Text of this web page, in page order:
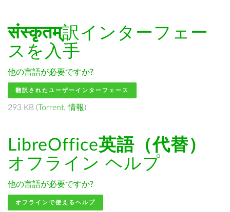
संस्कृतम्訳インターフェー
スを入手
他の言語が必要ですか?
翻訳されたユーザーインターフェース
293 KB (Torrent,情報)
LibreOffice英語（代替）
オフライン ヘルプ
他の言語が必要ですか?
オフラインで使えるヘルプ